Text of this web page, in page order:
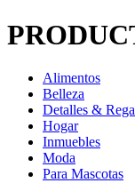
Alimentos
Belleza
Detalles &
Hogar
Inmuebles
Moda
Para Mascotas